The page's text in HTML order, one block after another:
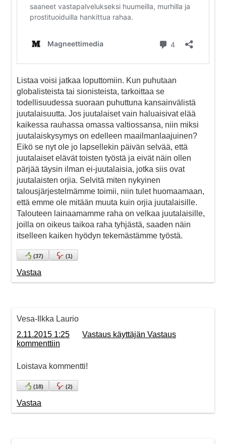
Listaa voisi jatkaa loputtomiin. Kun puhutaan
globalisteista tai sionisteista, tarkoittaa se
todellisuudessa suoraan puhuttuna kansainvälistä
juutalaisuutta. Jos juutalaiset vain haluaisivat elää
kaikessa rauhassa omassa valtiossansa, niin miksi
juutalaiskysymys on edelleen maailmanlaajuinen?
Eikö se nyt ole jo lapsellekin päivän selvää, että
juutalaiset elävät toisten työstä ja eivät näin ollen
pärjää täysin ilman ei-juutalaisia, jotka siis ovat
juutalaisten orjia. Selvitä miten nykyinen
talousjärjestelmämme toimii, niin tulet huomaamaan,
että emme ole mitään muuta kuin orjia juutalaisille.
Talouteen lainaamamme raha on velkaa juutalaisille,
joilla on oikeus taikoa raha tyhjästä, saaden näin
itselleen kaiken hyödyn tekemästämme työstä.
(37) (1)
Vastaa
Vesa-Ilkka Laurio
2.11.2015 1:25
Vastaus käyttäjän Vastaus
kommenttiin
Loistava kommentti!
(18) (2)
Vastaa